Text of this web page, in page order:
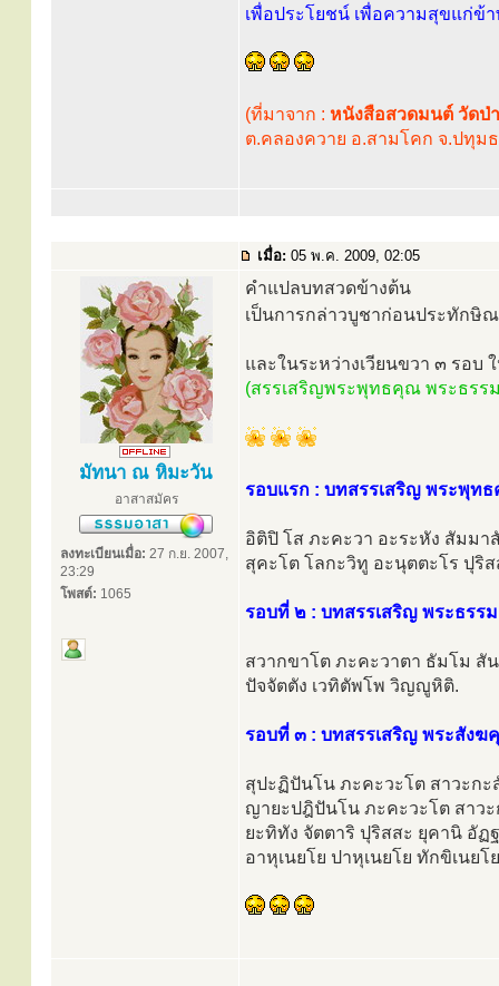
เพื่อประโยชน์ เพื่อความสุขแก่ข้
(ที่มาจาก : หนังสือสวดมนต์ วัดป่
ต.คลองควาย อ.สามโคก จ.ปทุม
เมื่อ: 05 พ.ค. 2009, 02:05
มัทนา ณ หิมะวัน
อาสาสมัคร
ลงทะเบียนเมื่อ: 27 ก.ย. 2007,
23:29
โพสต์: 1065
คำแปลบทสวดข้างต้น
เป็นการกล่าวบูชาก่อนประทักษิ
และในระหว่างเวียนขวา ๓ รอบ
(สรรเสริญพระพุทธคุณ พระธร
รอบแรก : บทสรรเสริญ พระพุท
อิติปิ โส ภะคะวา อะระหัง สัมม
สุคะโต โลกะวิทู อะนุตตะโร ปุริ
รอบที่ ๒ : บทสรรเสริญ พระธรร
สวากขาโต ภะคะวาตา ธัมโม สั
ปัจจัตตัง เวทิตัพโพ วิญญูหิติ.
รอบที่ ๓ : บทสรรเสริญ พระสังฆ
สุปะฏิปันโน ภะคะวะโต สาวะก
ญายะปฎิปันโน ภะคะวะโต สาว
ยะทิทัง จัตตาริ ปุริสสะ ยุคานิ อัฏ
อาหุเนยโย ปาหุเนยโย ทักขิเนย